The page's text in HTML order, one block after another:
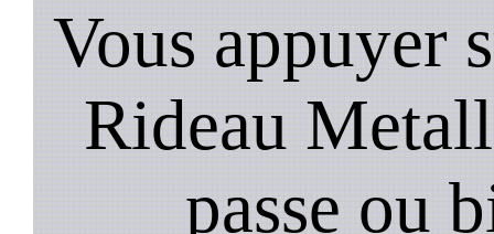
Vous appuyer
Rideau
passe ou